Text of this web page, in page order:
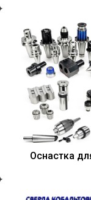
Оснастка